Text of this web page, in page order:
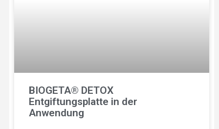
BIOGETA® DETOX
Entgiftungsplatte in der
Anwendung